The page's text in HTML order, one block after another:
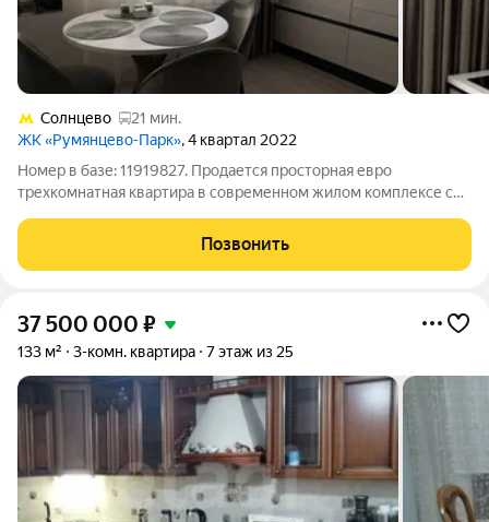
Солнцево
21 мин.
ЖК «Румянцево-Парк», 4 квартал 2022
Номер в базе: 11919827. Продается просторная евро
трехкомнатная квартира в современном жилом комплексе с
идеальным состоянием после ремонта, выполненного для
собственного проживания с
Позвонить
37 500 000 ₽
133 м² 3-комн. квартира 7 этаж из 25